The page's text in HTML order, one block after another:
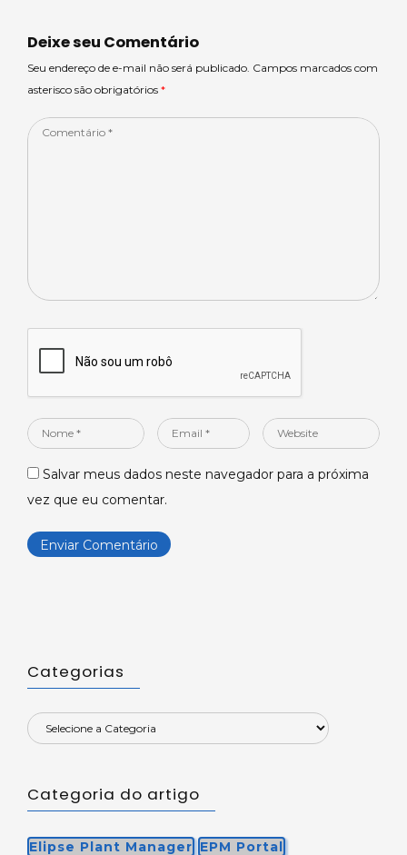
Deixe seu Comentário
Seu endereço de e-mail não será publicado. Campos marcados com
asterisco são obrigatórios *
Comentário
Nome
Email
Website
Salvar meus dados neste navegador para a próxima
vez que eu comentar.
Categorias
Categoria do artigo
Elipse Plant Manager EPM Portal